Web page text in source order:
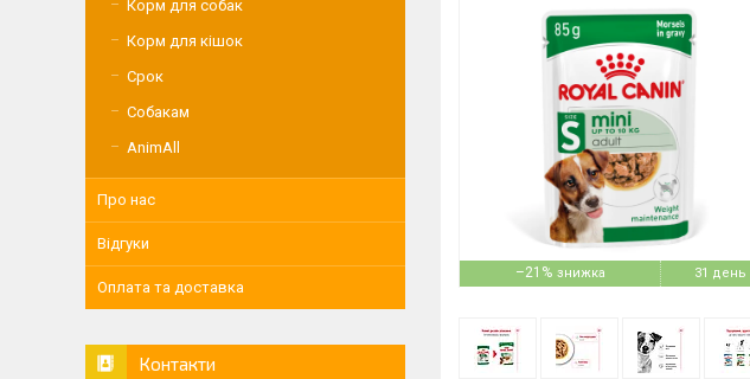
–21% 31 день
Корм для собак
Корм для кішок
Срок
Собакам
AnimAll
Про нас
Відгуки
Оплата та доставка
Контакти